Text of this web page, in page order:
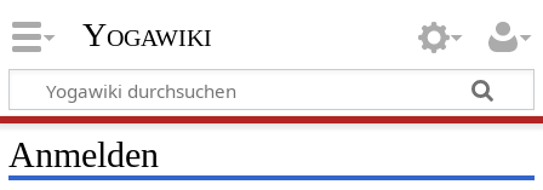
Yogawiki
Anmelden